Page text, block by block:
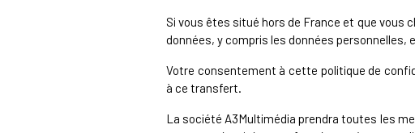
Si vous êtes situé hors de France et que vous
données, y compris les données personnelles,
Votre consentement à cette politique de
à ce transfert.
La société A3Multimédia prendra toutes les